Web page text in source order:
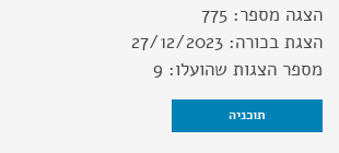
הצגה מספר: 775
הצגת בכורה: 27/12/2023
מספר הצגות שהועלו: 9
תוכניה